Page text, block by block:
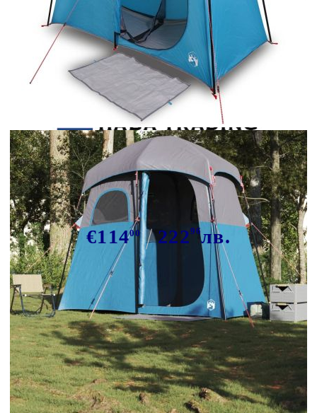
Tweet
Палатка за душ, 2-местна, синя,
водоустойчива
€11400 22296лв.
В наличност: 2 бр.
Време за доставка: 5 до 9 дни
Безплатна доставка до адрес при плащане по банков път